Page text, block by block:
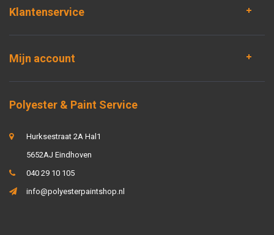
Klantenservice
Mijn account
Polyester & Paint Service
Hurksestraat 2A Hal1
5652AJ Eindhoven
040 29 10 105
info@polyesterpaintshop.nl